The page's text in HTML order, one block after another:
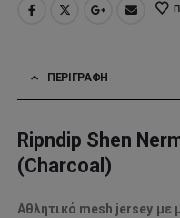
ΠΕΡΙΓΡΑΦΉ
Ripndip Shen
(Charcoal)
Αθλητικό mesh jersey με